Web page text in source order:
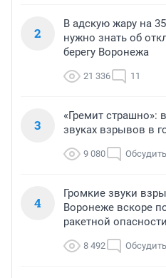
2
В адскую жару на
нужно знать об
берегу Воронежа
21 336 11
3
«Гремит
звуках взрывов в
9 080 Обсудить
4
Громкие звуки
Воронеже вскоре
ракетной опасности
8 492 Обсудить